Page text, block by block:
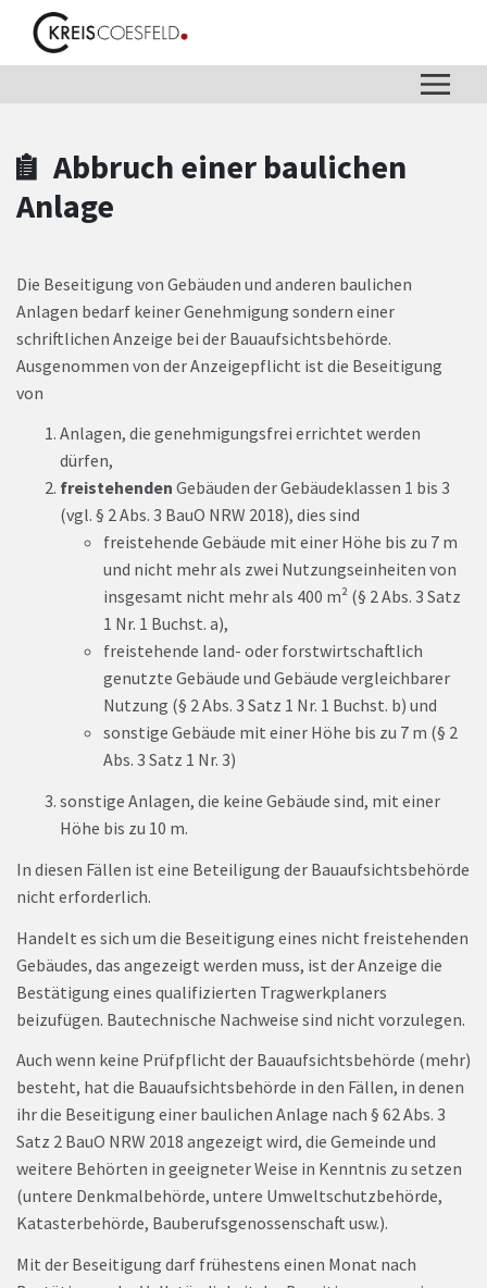
Zum Header
Zum Hauptinhalt
Zum Footer
Zum Hauptinhalt springen
Abbruch einer baulichen
Anlage
Die Beseitigung von Gebäuden und anderen baulichen
Anlagen bedarf keiner Genehmigung sondern einer
schriftlichen Anzeige bei der Bauaufsichtsbehörde.
Ausgenommen von der Anzeigepflicht ist die Beseitigung
von
Anlagen, die genehmigungsfrei errichtet werden
dürfen,
freistehenden Gebäuden der Gebäudeklassen 1 bis 3
(vgl. § 2 Abs. 3 BauO NRW 2018), dies sind
freistehende Gebäude mit einer Höhe bis zu 7 m
und nicht mehr als zwei Nutzungseinheiten von
insgesamt nicht mehr als 400 m² (§ 2 Abs. 3 Satz
1 Nr. 1 Buchst. a),
freistehende land- oder forstwirtschaftlich
genutzte Gebäude und Gebäude vergleichbarer
Nutzung (§ 2 Abs. 3 Satz 1 Nr. 1 Buchst. b) und
sonstige Gebäude mit einer Höhe bis zu 7 m (§ 2
Abs. 3 Satz 1 Nr. 3)
sonstige Anlagen, die keine Gebäude sind, mit einer
Höhe bis zu 10 m.
In diesen Fällen ist eine Beteiligung der Bauaufsichtsbehörde
nicht erforderlich.
Handelt es sich um die Beseitigung eines nicht freistehenden
Gebäudes, das angezeigt werden muss, ist der Anzeige die
Bestätigung eines qualifizierten Tragwerkplaners
beizufügen. Bautechnische Nachweise sind nicht vorzulegen.
Auch wenn keine Prüfpflicht der Bauaufsichtsbehörde (mehr)
besteht, hat die Bauaufsichtsbehörde in den Fällen, in denen
ihr die Beseitigung einer baulichen Anlage nach § 62 Abs. 3
Satz 2 BauO NRW 2018 angezeigt wird, die Gemeinde und
weitere Behörten in geeigneter Weise in Kenntnis zu setzen
(untere Denkmalbehörde, untere Umweltschutzbehörde,
Katasterbehörde, Bauberufsgenossenschaft usw.).
Mit der Beseitigung darf frühestens einen Monat nach